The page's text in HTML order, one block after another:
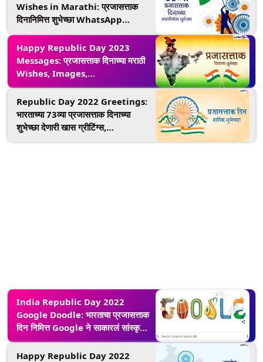
Wishes in Marathi: प्रजासत्ताक
दिनानिमित्त शुभेच्छा WhatsApp
Status, Quotes, Messages द्वारा
शेअर करत साजरा करा राष्ट्रीय सण
Happy Republic Day 2023
Messages: प्रजासत्ताक दिनाच्या मराठी
Wishes, Images,
WhatsappStatus मित्र-परिवाराला
शेअर करून द्या खास शुभेच्छा, पाहा
Republic Day 2022 Greetings:
भारताच्या 73व्या प्रजासत्ताक दिनाच्या
शुभेच्छा देणारी खास ग्रीटिंग्स,
India Republic Day 2022
Google Doodle: भारताचा प्रजासत्ताक
दिन निमित्त Google ने साकारलं सांस्कृतिक
वारशाची झलक असलेलं खास Doodle
Happy Republic Day 2022